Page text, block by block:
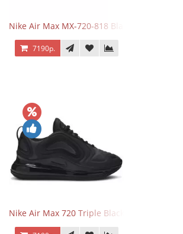
Nike Air Max MX-720-818 Black
7190р.
Nike Air Max 720 Triple Black